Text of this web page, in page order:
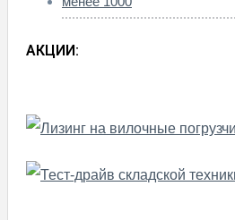
АКЦИИ: